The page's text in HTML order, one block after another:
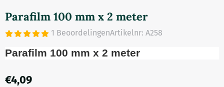
Parafilm 100 mm x 2 meter
1 BeoordelingenArtikelnr: A258
Parafilm 100 mm x 2 meter
€4,09